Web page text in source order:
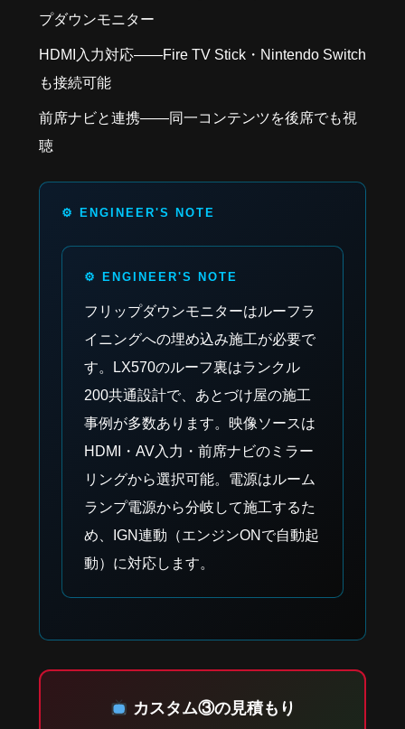
プダウンモニター
HDMI入力対応——Fire TV Stick・Nintendo Switch
も接続可能
前席ナビと連携——同一コンテンツを後席でも視
聴
フリップダウンモニターはルーフラ
イニングへの埋め込み施工が必要で
す。LX570のルーフ裏はランクル
200共通設計で、あとづけ屋の施工
事例が多数あります。映像ソースは
HDMI・AV入力・前席ナビのミラー
リングから選択可能。電源はルーム
ランプ電源から分岐して施工するた
め、IGN連動（エンジンONで自動起
動）に対応します。
カスタム③の見積もり